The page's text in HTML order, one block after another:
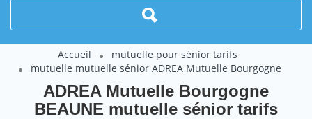
Accueil
mutuelle pour sénior tarifs
mutuelle mutuelle sénior ADREA Mutuelle Bourgogne
ADREA Mutuelle Bourgogne
BEAUNE mutuelle sénior tarifs